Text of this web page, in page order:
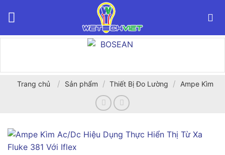
Trang chủ / Sản phẩm / Thiết Bị Đo Lường / Ampe Kìm